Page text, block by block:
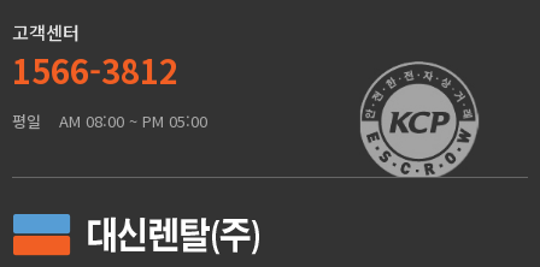
고객센터
1566-3812
평일 AM 08:00 ~ PM 05:00